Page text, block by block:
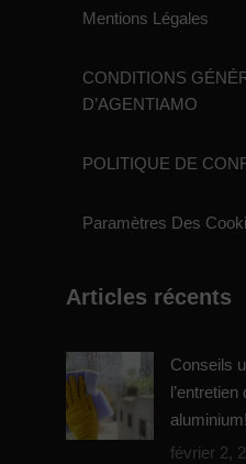
Mentions Légales
CONDITIONS
D’AGENTIAMO
POLITIQUE DE
Paramètres Des
Articles récents
Conseils
aluminium!
février 2,